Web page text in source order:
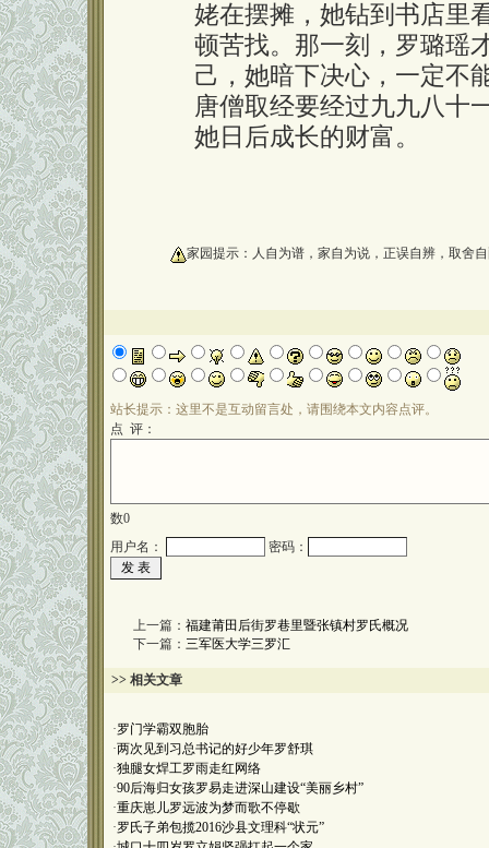
姥在摆摊，她钻到书店里
顿苦找。那一刻，罗璐瑶
己，她暗下决心，一定不
唐僧取经要经过九九八十
她日后成长的财富。
家园提示：人自为谱，家自为说，正误自辨，取舍
站长提示：这里不是互动留言处，请围绕本文内容点评。
点 评：
数0
用户名：
密码：
上一篇： 福建莆田后街罗巷里暨张镇村罗氏概况
下一篇： 三军医大学三罗汇
>> 相关文章
·罗门学霸双胞胎
·两次见到习总书记的好少年罗舒琪
·独腿女焊工罗雨走红网络
·90后海归女孩罗易走进深山建设“美丽乡村”
·重庆崽儿罗远波为梦而歌不停歇
·罗氏子弟包揽2016沙县文理科“状元”